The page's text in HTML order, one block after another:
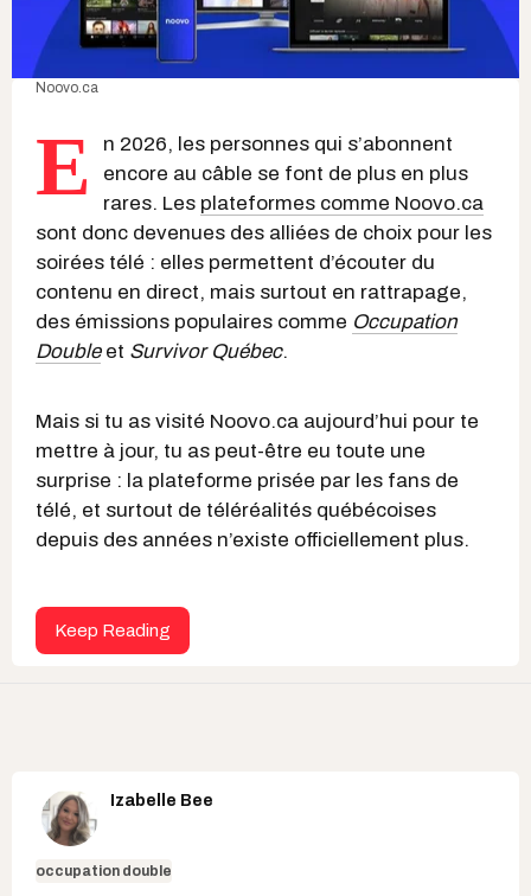
Noovo.ca
E
n 2026, les personnes qui s’abonnent
encore au câble se font de plus en plus
rares. Les plateformes comme Noovo.ca
sont donc devenues des alliées de choix pour les
soirées télé : elles permettent d’écouter du
contenu en direct, mais surtout en rattrapage,
des émissions populaires comme Occupation
Doubleet Survivor Québec.
Mais si tu as visité Noovo.ca aujourd’hui pour te
mettre à jour, tu as peut-être eu toute une
surprise : la plateforme prisée par les fans de
télé, et surtout de téléréalités québécoises
depuis des années n’existe officiellement plus.
Keep Reading
Izabelle Bee
occupation double